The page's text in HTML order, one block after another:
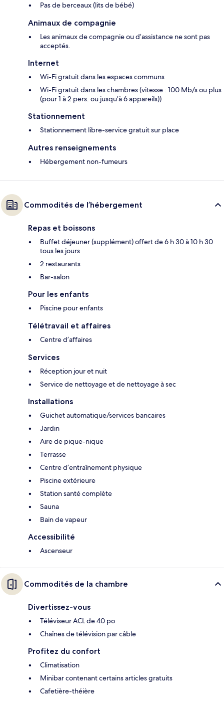
Pas de berceaux (lits de bébé)
Animaux de compagnie
Les animaux de compagnie ou d’assistance ne sont pas
acceptés.
Internet
Wi-Fi gratuit dans les espaces communs
Wi-Fi gratuit dans les chambres (vitesse : 100 Mb/s ou plus
(pour 1 à 2 pers. ou jusqu’à 6 appareils))
Stationnement
Stationnement libre-service gratuit sur place
Autres renseignements
Hébergement non-fumeurs
Commodités de l’hébergement
Repas et boissons
Buffet déjeuner (supplément) offert de 6 h 30 à 10 h 30
tous les jours
2 restaurants
Bar-salon
Pour les enfants
Piscine pour enfants
Télétravail et affaires
Centre d’affaires
Services
Réception jour et nuit
Service de nettoyage et de nettoyage à sec
Installations
Guichet automatique/services bancaires
Jardin
Aire de pique-nique
Terrasse
Centre d’entraînement physique
Piscine extérieure
Station santé complète
Sauna
Bain de vapeur
Accessibilité
Ascenseur
Commodités de la chambre
Divertissez-vous
Téléviseur ACL de 40 po
Chaînes de télévision par câble
Profitez du confort
Climatisation
Minibar contenant certains articles gratuits
Cafetière-théière